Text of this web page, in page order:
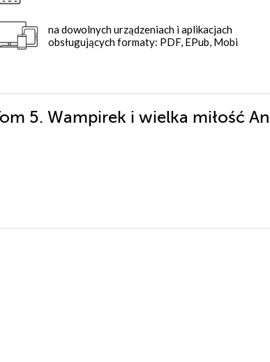
na dowolnych urządzeniach i aplikacjach
obsługujących formaty: PDF, EPub, Mobi
5. Wampirek i wielka miłość